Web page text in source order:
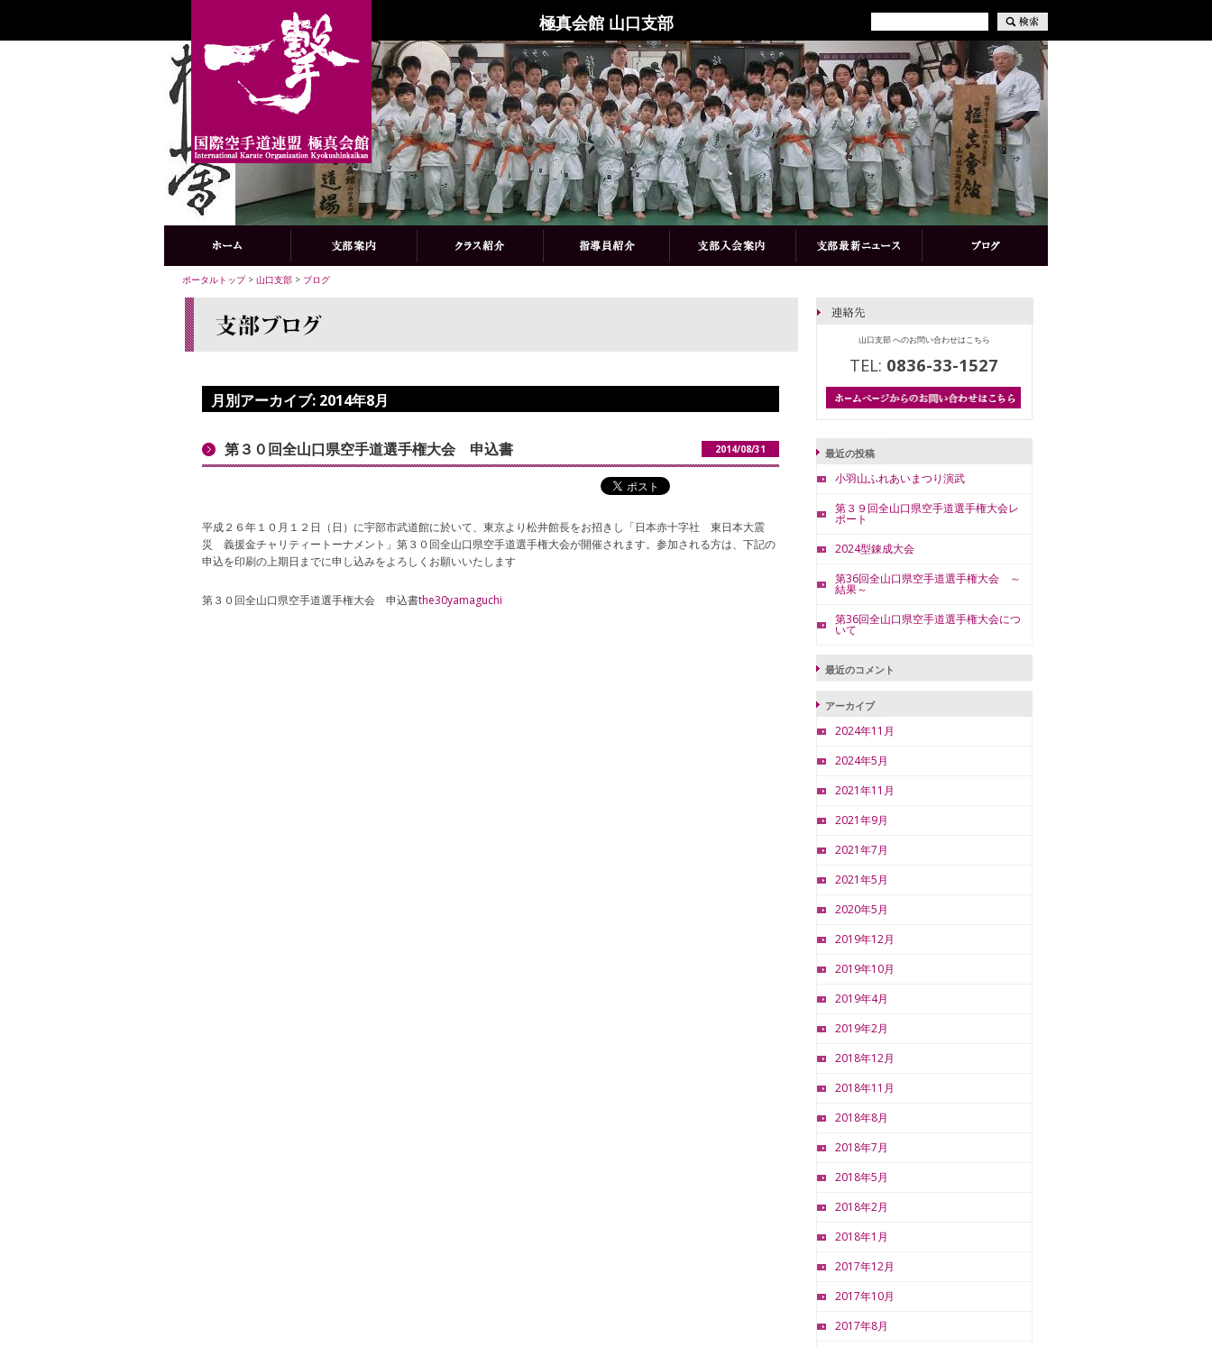
極真会館 山口支部
ポータルトップ> 山口支部 > ブログ
月別アーカイブ: 2014年8月
第３０回全山口県空手道選手権大会 申込書 2014/08/31
平成２６年１０月１２日（日）に宇部市武道館に於いて、東京より松井館長をお招きし「日本赤十字社 東日本大震
災 義援金チャリティートーナメント」第３０回全山口県空手道選手権大会が開催されます。参加される方は、下記の
申込を印刷の上期日までに申し込みをよろしくお願いいたします
第３０回全山口県空手道選手権大会 申込書the30yamaguchi
山口支部 へのお問い合わせはこちら
TEL: 0836-33-1527
最近の投稿
小羽山ふれあいまつり演武
第３９回全山口県空手道選手権大会レ
ポート
2024型錬成大会
第36回全山口県空手道選手権大会 ～
結果～
第36回全山口県空手道選手権大会につ
いて
最近のコメント
アーカイブ
2024年11月
2024年5月
2021年11月
2021年9月
2021年7月
2021年5月
2020年5月
2019年12月
2019年10月
2019年4月
2019年2月
2018年12月
2018年11月
2018年8月
2018年7月
2018年5月
2018年2月
2018年1月
2017年12月
2017年10月
2017年8月